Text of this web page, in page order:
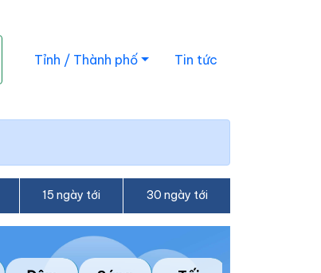
Tỉnh / Thành phố Tin tức
15 ngày tới 30 ngày tới